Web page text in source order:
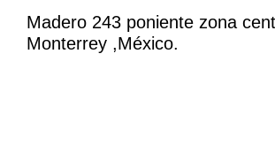
Madero 243 poniente zona
Monterrey ,México.